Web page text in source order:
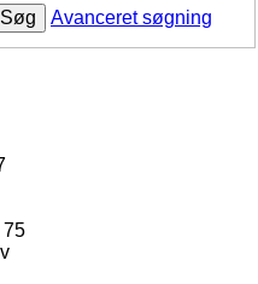
Søg
Avanceret søgning
75